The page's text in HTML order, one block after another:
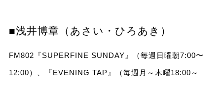
■浅井博章（あさい・ひろあき）
FM802『SUPERFINE SUNDAY』（毎週日曜朝7:00〜
12:00）、『EVENING TAP』（毎週月～木曜18:00～